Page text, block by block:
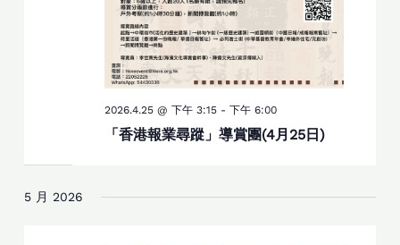
「香港報業尋蹤」導賞團(4月25日)
2026.4.25 @ 下午 3:15- 下午 6:00
5 月 2026